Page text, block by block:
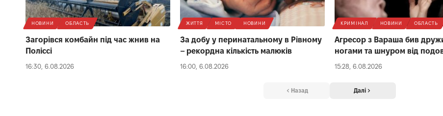
НОВИНИ ОБЛАСТЬ
Загорівся комбайн під час жнив на
Поліссі
16:30, 6.08.2026
ЖИТТЯ МІСТО НОВИНИ
За добу у перинатальному в Рівному
– рекордна кількість малюків
16:00, 6.08.2026
КРИМІНАЛ НОВИНИ ОБЛАСТЬ
Агресор з Вараша бив
ногами та шнуром від
15:28, 6.08.2026
Назад Далі